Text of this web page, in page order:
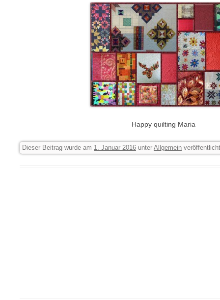
Happy quilting Maria
Dieser Beitrag wurde am 1. Januar 2016 unter Allgemein